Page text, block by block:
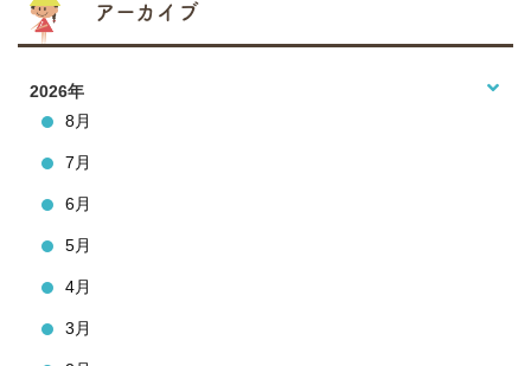
アーカイブ
2026年
8月
7月
6月
5月
4月
3月